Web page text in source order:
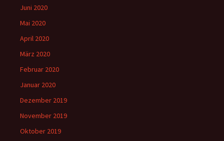
Juni 2020
Mai 2020
April 2020
März 2020
Februar 2020
Januar 2020
Dezember 2019
November 2019
Oktober 2019